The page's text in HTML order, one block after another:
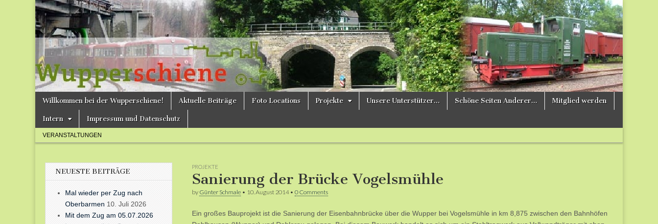
Bergische
Bahnen /
Förderverein
Wupperschiene
e.V.
Main
Skip
content
Willkommen bei der Wupperschiene! Aktuelle Beiträge Foto Locations Projekte Unsere Unterstützer… Schöne Seiten Anderer… Mitglied werden
Intern Impressum und Datenschutz
Sub
menu
VERANSTALTUNGEN
PROJEKTE
Sanierung der Brücke Vogelsmühle
by Günter Schmale • 10. August 2014• 0 Comments
Ein großes Bauprojekt ist die Sanierung der Eisenbahnbrücke über die Wupper bei Vogelsmühle in km 8,875 zwischen den Bahnhöfen
NEUESTE BEITRÄGE
Mal wieder per Zug nach
Oberbarmen 10. Juli 2026
Mit dem Zug am 05.07.2026